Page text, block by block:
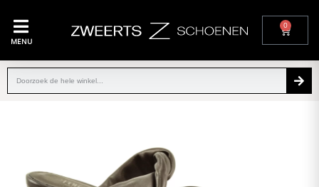
MENU
0